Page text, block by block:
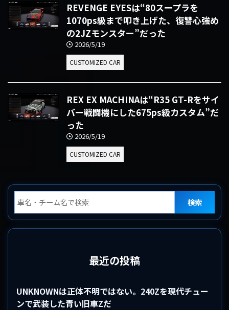
REVENGE EYESは“80スープラを
1070ps級まで叩き上げた、復讐心強め
の2JZモンスター”だった
2026/5/19
CUSTOMIZED CAR
REX EX MACHINAは“R35 GT-Rをサイ
バー戦闘機にした675ps級カスタム”だ
った
2026/5/19
CUSTOMIZED CAR
検索
最近の投稿
UNKNOWNは正体不明ではない。240Zを現代チュー
ンで武装した青い旧車Zだ